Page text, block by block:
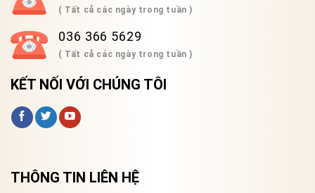
( Tất cả các ngày trong tuần )
036 366 5629
( Tất cả các ngày trong tuần )
KẾT NỐI VỚI CHÚNG TÔI
THÔNG TIN LIÊN HỆ